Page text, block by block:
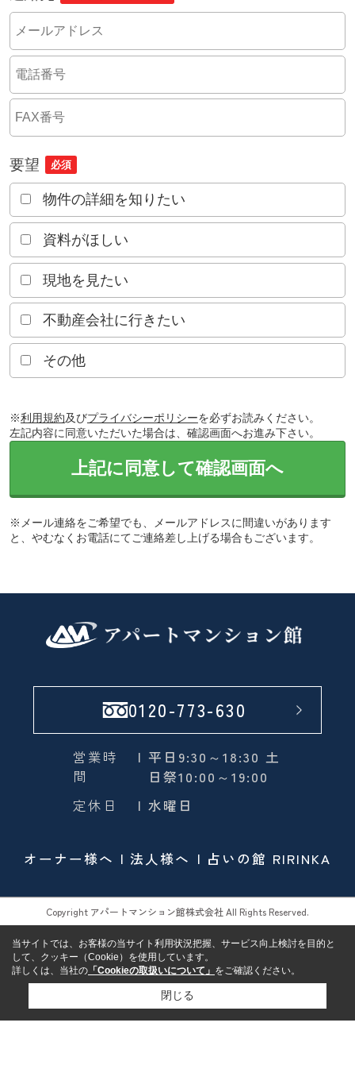
要望 必須
物件の詳細を知りたい
資料がほしい
現地を見たい
不動産会社に行きたい
その他
※利用規約及びプライバシーポリシーを必ずお読みください。
左記内容に同意いただいた場合は、確認画面へお進み下さい。
上記に同意して確認画面へ
※メール連絡をご希望でも、メールアドレスに間違いがあります
と、やむなくお電話にてご連絡差し上げる場合もございます。
0120-773-630
営業時
間
| 平日9:30～18:30 土
日祭10:00～19:00
定休日
| 水曜日
オーナー様へ 法人様へ 占いの館 RIRINKA
Copyright アパートマンション館株式会社 All Rights Reserved.
当サイトでは、お客様の当サイト利用状況把握、サービス向上検討を目的と
して、クッキー（Cookie）を使用しています。
詳しくは、当社の 「Cookieの取扱いについて」 をご確認ください。
閉じる